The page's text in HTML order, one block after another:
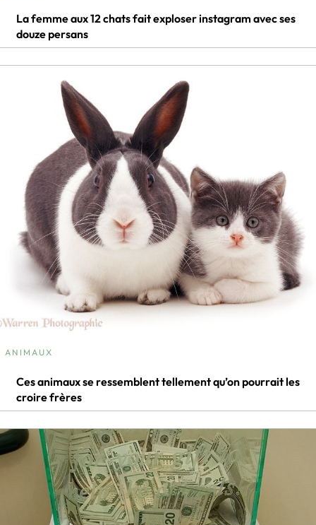
La femme aux 12 chats fait exploser instagram avec ses
douze persans
ANIMAUX
Ces animaux se ressemblent tellement qu’on pourrait les
croire frères